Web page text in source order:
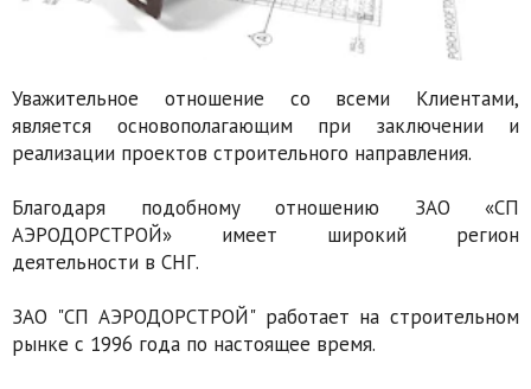
Уважительное отношение со всеми Клиентами,
является основополагающим при заключении и
реализации проектов строительного направления.
Благодаря подобному отношению ЗАО «СП
АЭРОДОРСТРОЙ» имеет широкий регион
деятельности в СНГ.
ЗАО "СП АЭРОДОРСТРОЙ" работает на строительном
рынке с 1996 года по настоящее время.